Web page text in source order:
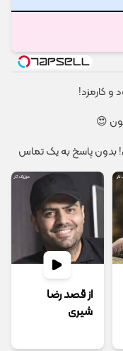
😍
بدون پاسخ به یک تماس
از قصد رضا
شیری